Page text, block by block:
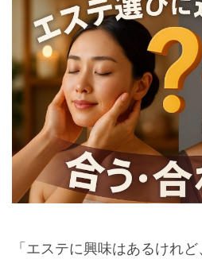
「エステに興味はあるけれ